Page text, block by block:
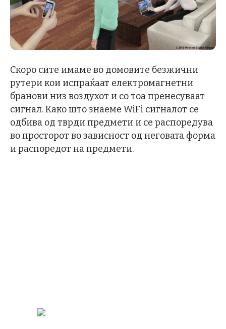
Скоро сите имаме во домовите безжични
рутери кои испраќаат електромагнетни
бранови низ воздухот и со тоа пренесуваат
сигнал. Како што знаеме WiFi сигналот се
одбива од тврди предмети и се распоредува
во просторот во зависност од неговата форма
и распоредот на предмети.